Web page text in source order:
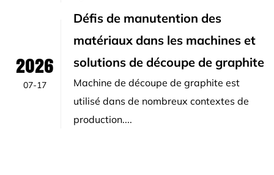
2026
07-17
Défis de manutention des
matériaux dans les machines et
solutions de découpe de graphite
Machine de découpe de graphite est
utilisé dans de nombreux contextes de
production....